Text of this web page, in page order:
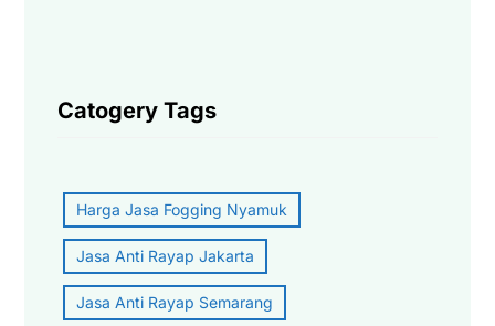
Catogery Tags
Harga Jasa Fogging Nyamuk
Jasa Anti Rayap Jakarta
Jasa Anti Rayap Semarang